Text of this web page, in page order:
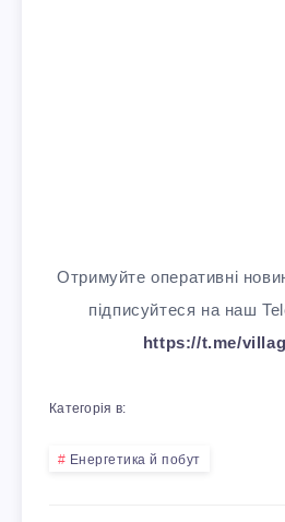
Отримуйте оперативні
підписуйтеся на наш
https://t.me/
Категорія в:
Енергетика й побут